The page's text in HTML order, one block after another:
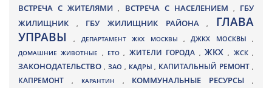
ВСТРЕЧА С ЖИТЕЛЯМИ, ВСТРЕЧА С НАСЕЛЕНИЕМ , ГБУ
ЖИЛИЩНИК
, ГБУ ЖИЛИЩНИК РАЙОНА, ГЛАВА
УПРАВЫ, ДЕПАРТАМЕНТ ЖКХ МОСКВЫ ,ДЖКХ МОСКВЫ ,
ДОМАШНИЕ ЖИВОТНЫЕ , ЕТО, ЖИТЕЛИ ГОРОДА , ЖКХ, ЖСК,
ЗАКОНОДАТЕЛЬСТВО , ЗАО , КАДРЫ, КАПИТАЛЬНЫЙ РЕМОНТ ,
КАПРЕМОНТ , КАРАНТИН , КОММУНАЛЬНЫЕ РЕСУРСЫ,